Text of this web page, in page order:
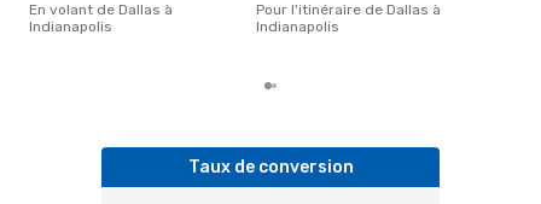
En volant de Dallas à
Indianapolis
Pour l'itinéraire de Dallas à
Indianapolis
Taux de conversion